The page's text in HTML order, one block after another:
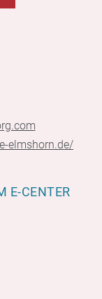
elmshorn.de/
E-CENTER